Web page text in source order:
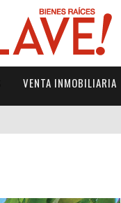
VENTA INMOBILIARIA